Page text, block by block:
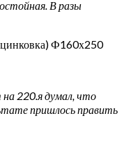
В разы
Ф160х250
220.я думал, что
пришлось править